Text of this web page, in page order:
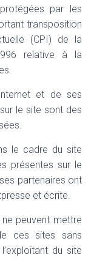
par les
transposition
(CPI) de la
relative à la
et de ses
le site sont des
le cadre du site
présentes sur le
partenaires ont
et écrite.
peuvent mettre
ces sites sans
du site